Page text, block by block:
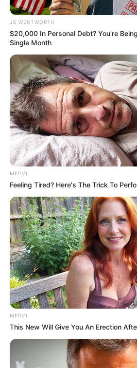
The Instagram Model Who Spent
Like Barbie
BRAINBERRIES
This Movie Is The Main Reason
To Russia
BRAINBERRIES
JG WENTWORTH
$20,000 In Personal Debt? You're
Single Month
MEDVI
Feeling Tired? Here's The Trick To
MEDVI
This New Will Give You An Erection